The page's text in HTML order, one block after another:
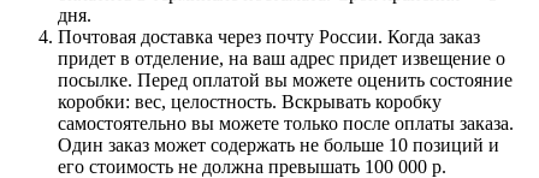
дня.
Почтовая доставка через почту России. Когда заказ
придет в отделение, на ваш адрес придет извещение о
посылке. Перед оплатой вы можете оценить состояние
коробки: вес, целостность. Вскрывать коробку
самостоятельно вы можете только после оплаты заказа.
Один заказ может содержать не больше 10 позиций и
его стоимость не должна превышать 100 000 р.